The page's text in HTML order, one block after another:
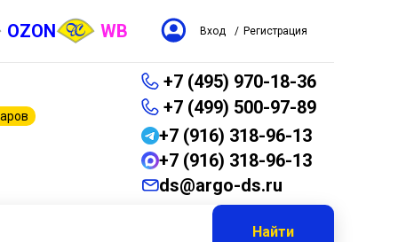
OZON WB Вход / Регистрация
+7 (495) 970-18-36
+7 (499) 500-97-89
+7 (916) 318-96-13
+7 (916) 318-96-13
ds@argo-ds.ru
Найти